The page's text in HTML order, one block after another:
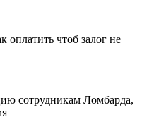
оплатить чтоб залог не
сотрудникам Ломбарда,